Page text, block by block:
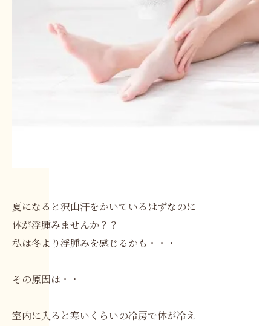
夏になると沢山汗をかいているはずなのに
体が浮腫みませんか？？
私は冬より浮腫みを感じるかも・・・
その原因は・・
室内に入ると寒いくらいの冷房で体が冷え